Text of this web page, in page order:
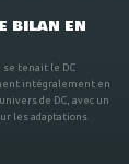
BILAN EN
se tenait le DC
intégralement en
de DC, avec un
les adaptations